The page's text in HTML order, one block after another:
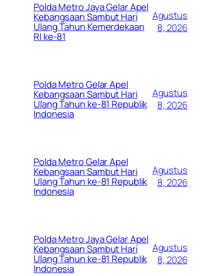
Polda Metro Jaya Gelar Apel
Kebangsaan Sambut Hari
Ulang Tahun Kemerdekaan
RI ke-81
Agustus
8, 2026
Polda Metro Gelar Apel
Kebangsaan Sambut Hari
Ulang Tahun ke-81 Republik
Indonesia
Agustus
8, 2026
Polda Metro Gelar Apel
Kebangsaan Sambut Hari
Ulang Tahun ke-81 Republik
Indonesia
Agustus
8, 2026
Polda Metro Jaya Gelar Apel
Kebangsaan Sambut Hari
Ulang Tahun ke-81 Republik
Indonesia
Agustus
8, 2026